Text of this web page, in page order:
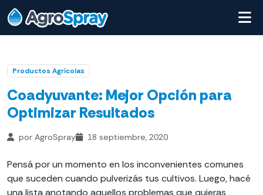
Productos Agrícolas
Coadyuvante: Mejor Opción para
Optimizar Resultados
por AgroSpray 18 septiembre, 2020
Pensá por un momento en los inconvenientes comunes
que suceden cuando pulverizás tus cultivos. Luego, hacé
una lista anotando aquellos problemas que quieras